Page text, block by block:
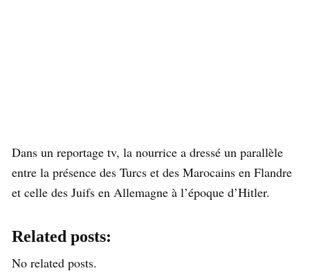
Dans un reportage tv, la nourrice a dressé un parallèle
entre la présence des Turcs et des Marocains en Flandre
et celle des Juifs en Allemagne à l’époque d’Hitler.
Related posts:
No related posts.